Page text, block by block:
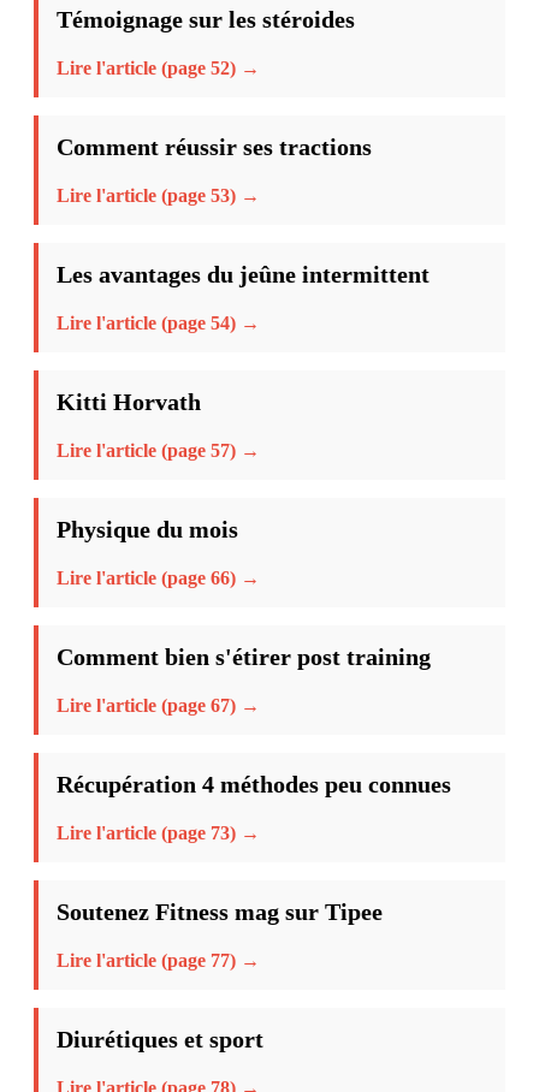
Témoignage sur les stéroides
Lire l'article (page 52) →
Comment réussir ses tractions
Lire l'article (page 53) →
Les avantages du jeûne intermittent
Lire l'article (page 54) →
Kitti Horvath
Lire l'article (page 57) →
Physique du mois
Lire l'article (page 66) →
Comment bien s'étirer post training
Lire l'article (page 67) →
Récupération 4 méthodes peu connues
Lire l'article (page 73) →
Soutenez Fitness mag sur Tipee
Lire l'article (page 77) →
Diurétiques et sport
Lire l'article (page 78) →